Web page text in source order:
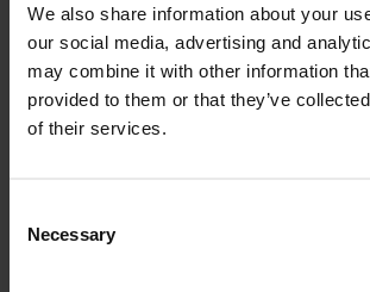
We also share information about your
our social media, advertising and
may combine it with other information
provided to them or that they’ve
of their services.
Selection
Necessary